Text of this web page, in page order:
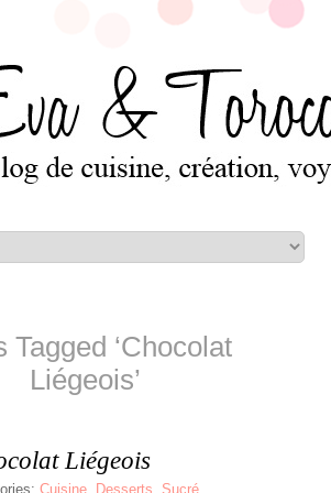
Tagged ‘Chocolat
Liégeois’
Liégeois
Cuisine Desserts Sucré